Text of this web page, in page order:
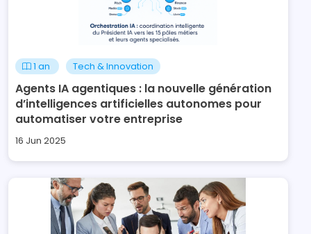
1 an Tech & Innovation
Agents IA agentiques : la nouvelle génération
d’intelligences artificielles autonomes pour
automatiser votre entreprise
16 Jun 2025